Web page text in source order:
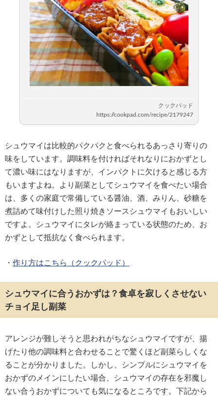
シュウマイは比較的パクパクと食べられるあっさり寄りの
味をしています。調味料を付ければそれなりにおかずとし
て濃い味にはなりますが、インパクトに欠けると感じる方
もいますよね。より副菜としてシュウマイを食べたい場合
は、多くの家庭で常備している醤油、酒、みりん、砂糖を
煮詰めて味付けした照り焼きソースシュウマイもおいしい
ですよ。シュウマイにタレが絡まっている状態のため、お
かずとして抵抗なく食べられます。
・ 作り方はこちら（クックパッド）
シュウマイに合うおかずは？食卓を寂しくさせない
チョイ足し副菜
アレンジが難しそうと思われがちなシュウマイですが、揚
げたり他の調味料と合わせることで驚くほど副菜らしくな
ることが分かりました。しかし、シンプルにシュウマイを
おかずのメインにしたい場合、シュウマイの存在を邪魔し
ない合うおかずについても気になるところです。下記から